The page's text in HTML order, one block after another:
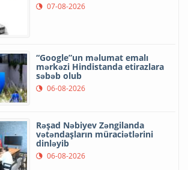
07-08-2026
“Google”un məlumat emalı
mərkəzi Hindistanda etirazlara
səbəb olub
06-08-2026
Rəşad Nəbiyev Zəngilanda
vətəndaşların müraciətlərini
dinləyib
06-08-2026